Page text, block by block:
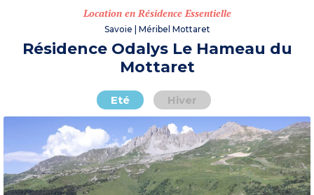
Location en Résidence Essentielle
Savoie | Méribel Mottaret
Résidence Odalys Le Hameau du
Mottaret
Eté Hiver